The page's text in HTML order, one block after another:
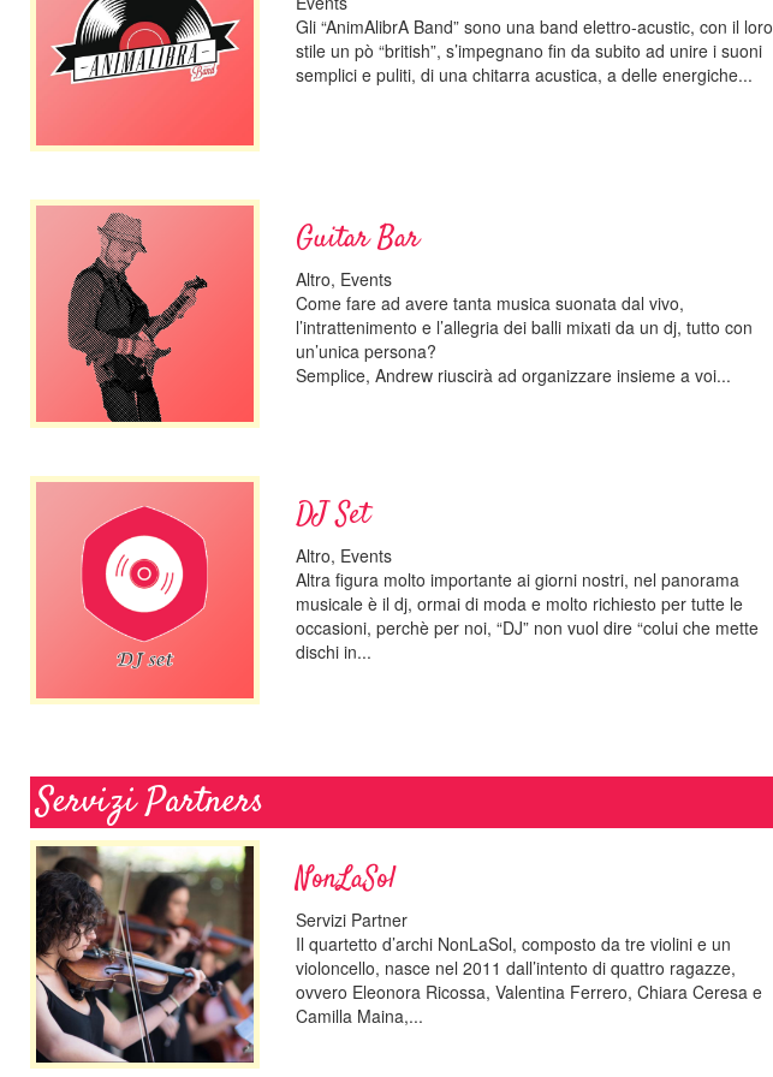
Gli “AnimAlibrA Band” sono una band elettro-acustic, con il loro
stile un pò “british”, s’impegnano fin da subito ad unire i suoni
semplici e puliti, di una chitarra acustica, a delle energiche...
Guitar Bar
Altro, Events
Come fare ad avere tanta musica suonata dal vivo,
l’intrattenimento e l’allegria dei balli mixati da un dj, tutto con
un’unica persona?
Semplice, Andrew riuscirà ad organizzare insieme a voi...
DJ Set
Altro, Events
Altra figura molto importante ai giorni nostri, nel panorama
musicale è il dj, ormai di moda e molto richiesto per tutte le
occasioni, perchè per noi, “DJ” non vuol dire “colui che mette
dischi in...
Servizi Partners
NonLaSol
Servizi Partner
Il quartetto d’archi NonLaSol, composto da tre violini e un
violoncello, nasce nel 2011 dall’intento di quattro ragazze,
ovvero Eleonora Ricossa, Valentina Ferrero, Chiara Ceresa e
Camilla Maina,...